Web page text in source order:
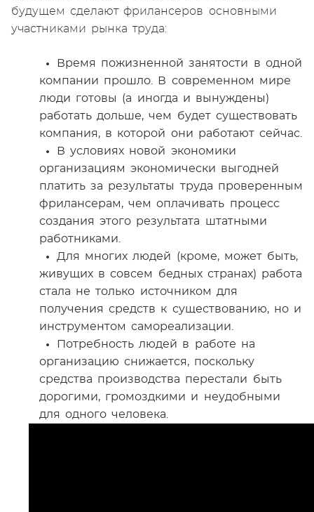
будущем сделают фрилансеров основными
участниками рынка труда:
Время пожизненной занятости в одной
компании прошло. В современном мире
люди готовы (а иногда и вынуждены)
работать дольше, чем будет существовать
компания, в которой они работают сейчас.
В условиях новой экономики
организациям экономически выгодней
платить за результаты труда проверенным
фрилансерам, чем оплачивать процесс
создания этого результата штатными
работниками.
Для многих людей (кроме, может быть,
живущих в совсем бедных странах) работа
стала не только источником для
получения средств к существованию, но и
инструментом самореализации.
Потребность людей в работе на
организацию снижается, поскольку
средства производства перестали быть
дорогими, громоздкими и неудобными
для одного человека.